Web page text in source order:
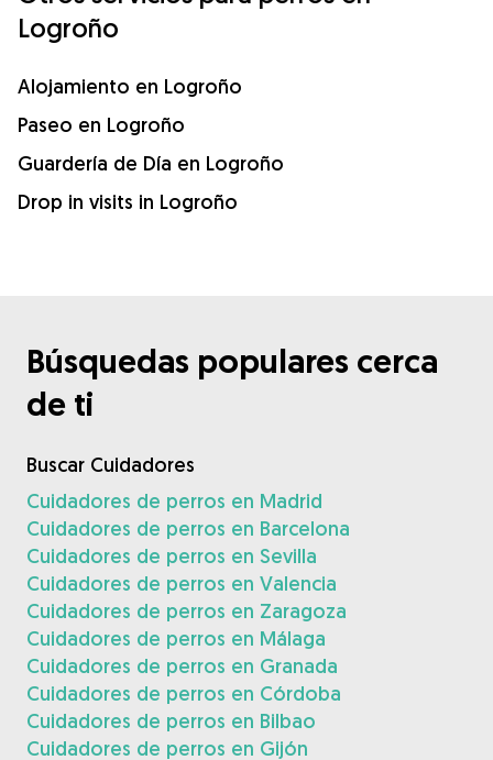
Logroño
Alojamiento en Logroño
Paseo en Logroño
Guardería de Día en Logroño
Drop in visits in Logroño
Búsquedas populares cerca
de ti
Buscar Cuidadores
Cuidadores de perros en Madrid
Cuidadores de perros en Barcelona
Cuidadores de perros en Sevilla
Cuidadores de perros en Valencia
Cuidadores de perros en Zaragoza
Cuidadores de perros en Málaga
Cuidadores de perros en Granada
Cuidadores de perros en Córdoba
Cuidadores de perros en Bilbao
Cuidadores de perros en Gijón